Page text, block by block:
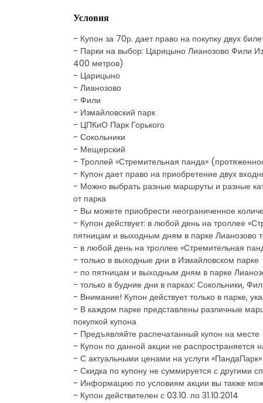
Условия
- Купон за 70р. дает право на покупку двух
- Парки на выбор: Царицыно Лианозово Фили
400 метров)
- Царицыно
- Лианозово
- Фили
- Измайловский парк
- ЦПКиО Парк Горького
- Сокольники
- Мещерский
- Троллей «Стремительная панда»
- Купон дает право на приобретение двух
- Можно выбрать разные маршруты и разные
от парка
- Вы можете приобрести неограниченное
- Купон действует: в любой день на троллее
пятницам и выходным дням в парке Лианозово
- в любой день на троллее «Стремительная
- только в выходные дни в Измайловском парке
- по пятницам и выходным дням в парке
- только в будние дни в парках: Сокольники,
- Внимание! Купон действует только в парке,
- В каждом парке представлены различные
покупкой купона
- Предъявляйте распечатанный купон на месте
- Купон по данной акции не распространяется
- С актуальными ценами на услуги
- Скидка по купону не суммируется с другими
- Информацию по условиям акции вы также
- Купон действителен с 03.10. по 31.10.2014